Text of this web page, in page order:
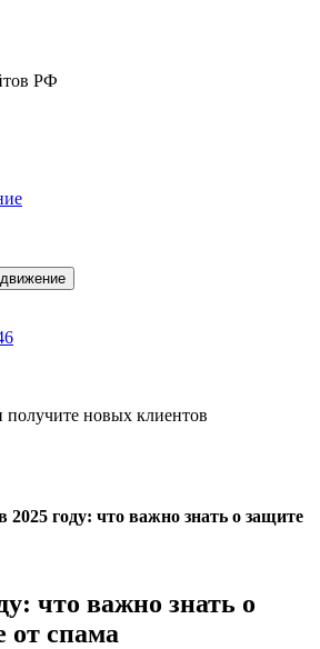
РФ
получите новых клиентов
2025 году: что важно знать о защите
что важно знать о
от спама